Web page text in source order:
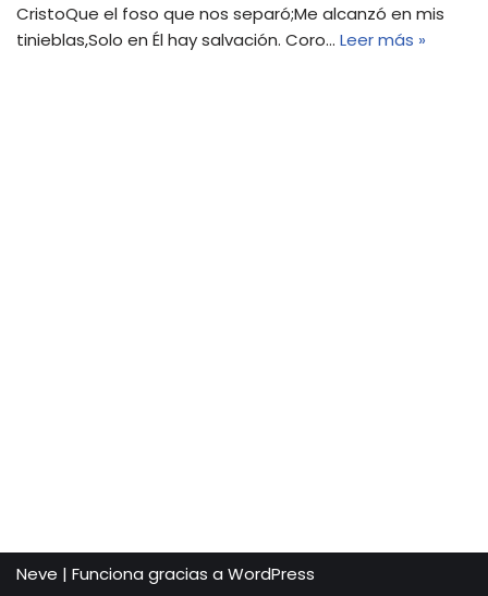
CristoQue el foso que nos separó;Me alcanzó en mis
tinieblas,Solo en Él hay salvación. Coro… Leer más »
Neve | Funciona gracias a WordPress